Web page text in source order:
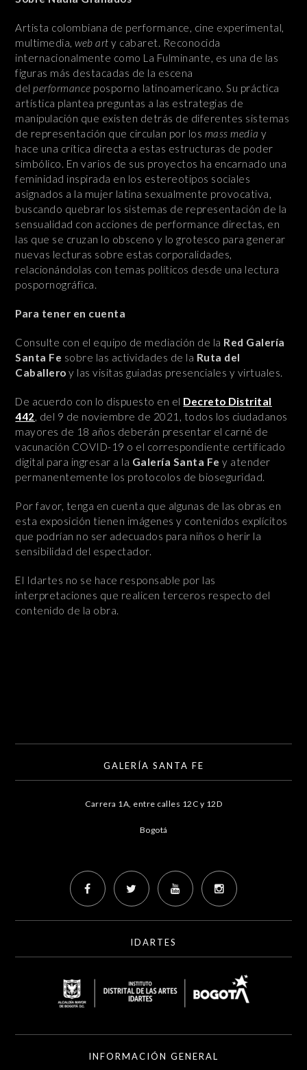
Artista colombiana de performance, cine experimental,
multimedia,web art y cabaret. Reconocida
internacionalmente como La Fulminante, es una de las
figuras más destacadas de la escena
del performance posporno latinoamericano. Su práctica
artística plantea preguntas a las estrategias de
manipulación que existen detrás de diferentes sistemas
de representación que circulan por los mass media y
hace una crítica directa a estas estructuras de poder
simbólico. En varios de sus proyectos ha encarnado una
feminidad inspirada en los estereotipos sociales
asignados a la mujer latina sexualmente provocativa,
buscando quebrar los sistemas de representación de la
sensualidad con acciones de performance directas, en
las que se cruzan lo obsceno y lo grotesco para generar
nuevas lecturas sobre estas corporalidades,
relacionándolas con temas políticos desde una lectura
pospornográfica.
Para tener en cuenta
Consulte con el equipo de mediación de la Red Galería
Santa Fe sobre las actividades de la Ruta del
Caballero y las visitas guiadas presenciales y virtuales.
De acuerdo con lo dispuesto en el Decreto Distrital
442, del 9 de noviembre de 2021, todos los ciudadanos
mayores de 18 años deberán presentar el carné de
vacunación COVID-19 o el correspondiente certificado
digital para ingresar a la Galería Santa Fe y atender
permanentemente los protocolos de bioseguridad.
Por favor, tenga en cuenta que algunas de las obras en
esta exposición tienen imágenes y contenidos explícitos
que podrían no ser adecuados para niños o herir la
sensibilidad del espectador.
El Idartes no se hace responsable por las
interpretaciones que realicen terceros respecto del
contenido de la obra.
GALERÍA SANTA FE
Carrera 1A, entre calles 12C y 12D
Bogotá
IDARTES
INFORMACIÓN GENERAL